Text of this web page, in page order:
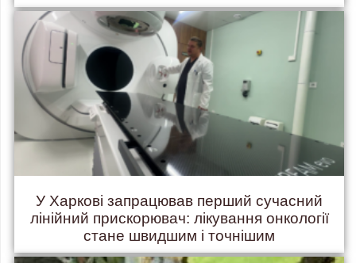
У Харкові запрацював перший сучасний
лінійний прискорювач: лікування онкології
стане швидшим і точнішим